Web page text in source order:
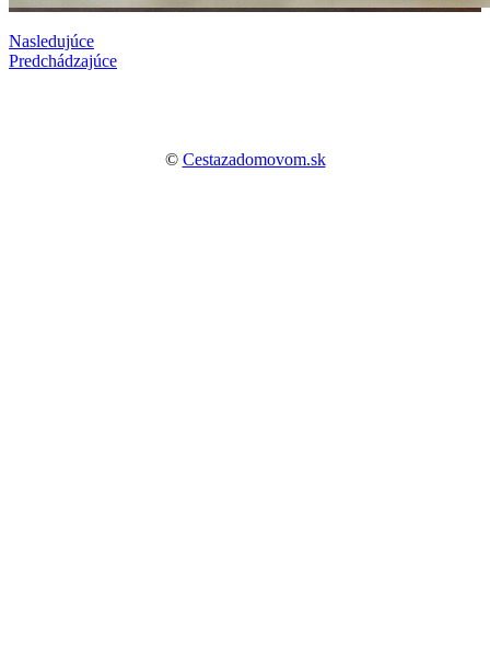
Nasledujúce
Predchádzajúce
© Cestazadomovom.sk